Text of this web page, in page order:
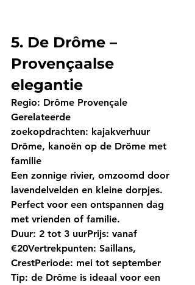
5. De Drôme –
Provençaalse
elegantie
Regio: Drôme Provençale
Gerelateerde
zoekopdrachten: kajakverhuur
Drôme, kanoën op de Drôme met
familie
Een zonnige rivier, omzoomd door
lavendelvelden en kleine dorpjes.
Perfect voor een ontspannen dag
met vrienden of familie.
Duur: 2 tot 3 uurPrijs: vanaf
€20Vertrekpunten: Saillans,
CrestPeriode: mei tot september
Tip: de Drôme is ideaal voor een